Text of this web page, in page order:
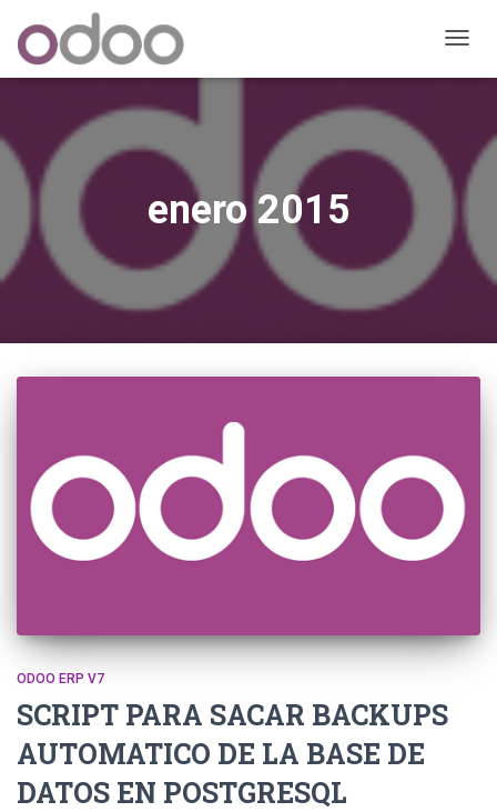
MODO
enero 2015
ODOO ERP V7
SCRIPT PARA SACAR BACKUPS
AUTOMATICO DE LA BASE DE
DATOS EN POSTGRESQL